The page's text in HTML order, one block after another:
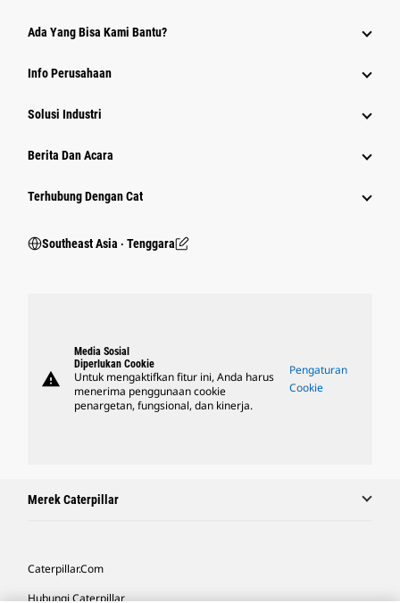
Ada Yang Bisa Kami Bantu?
Info Perusahaan
Solusi Industri
Berita Dan Acara
Terhubung Dengan Cat
Southeast Asia ‧ Tenggara
warning
Media Sosial
Diperlukan Cookie
Untuk mengaktifkan fitur ini, Anda harus
menerima penggunaan cookie
penargetan, fungsional, dan kinerja.
Pengaturan
Cookie
Merek Caterpillar
Caterpillar.com
Hubungi Caterpillar